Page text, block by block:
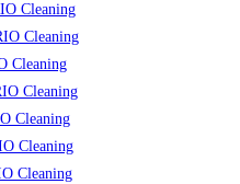
Cleaning
Cleaning
Cleaning
Cleaning
Cleaning
Cleaning
Cleaning